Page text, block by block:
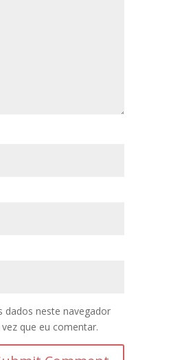
dados neste navegador
que eu comentar.